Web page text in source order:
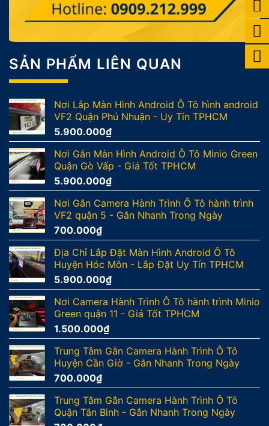
SẢN PHẨM LIÊN QUAN
Nơi Lắp Màn Hình Android Ô Tô hình android
VF2 Quận Phú Nhuận - Uy Tín TPHCM
5.900.000₫
Nơi Gắn Màn Hình Android Ô Tô Minio Green
Quận Gò Vấp - Giá Tốt TPHCM
5.900.000₫
Nơi Gắn Camera Hành Trình Ô Tô hành trình
VF2 quận 5 - Gắn Nhanh Trong Ngày
700.000₫
Địa Chỉ Lắp Đặt Màn Hình Android Ô Tô
Huyện Hóc Môn - Lắp Đặt Uy Tín TPHCM
5.900.000₫
Nơi Camera Hành Trình Ô Tô hành trình Minio
Green quận 11 - Giá Tốt TPHCM
1.500.000₫
Trung Tâm Gắn Camera Hành Trình Ô Tô
Huyện Cần Giờ - Gắn Nhanh Trong Ngày
700.000₫
Trung Tâm Gắn Camera Hành Trình Ô Tô
Quận Tân Bình - Gắn Nhanh Trong Ngày